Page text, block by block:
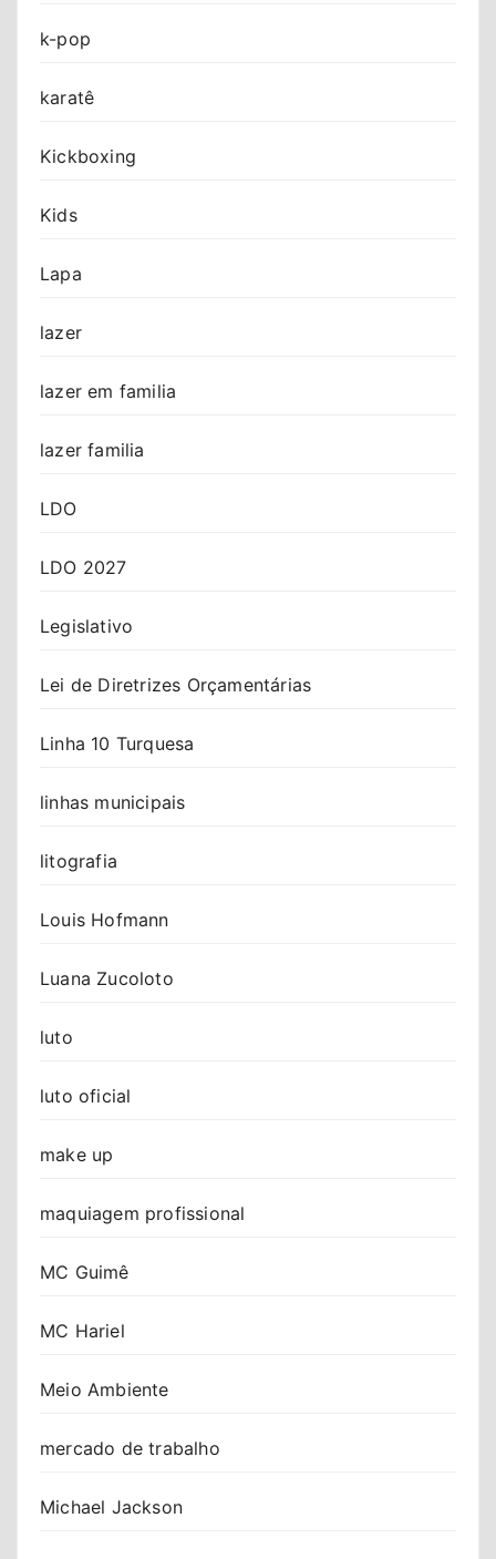
k-pop
karatê
Kickboxing
Kids
Lapa
lazer
lazer em familia
lazer familia
LDO
LDO 2027
Legislativo
Lei de Diretrizes Orçamentárias
Linha 10 Turquesa
linhas municipais
litografia
Louis Hofmann
Luana Zucoloto
luto
luto oficial
make up
maquiagem profissional
MC Guimê
MC Hariel
Meio Ambiente
mercado de trabalho
Michael Jackson